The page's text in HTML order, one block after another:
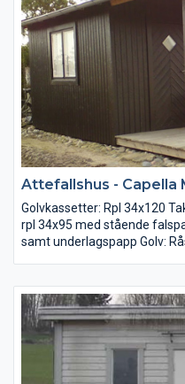
Attefallshus - Capella
Golvkassetter: Rpl 34x120
rpl 34x95 med stående
samt underlagspapp Golv: